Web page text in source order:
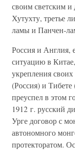
своим светским
Хутухту, третье
ламы и Панчен-
Россия и Англия,
ситуацию в
укрепления
(Россия) и
преуспел в этом
1912 г. русский
Урге договор с
автономного
протекторатом.